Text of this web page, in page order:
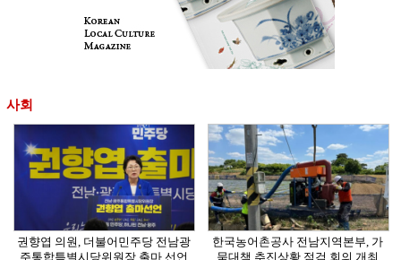
사회
권향엽 의원, 더불어민주당 전남광
주통합특별시당위원장 출마 선언
한국농어촌공사 전남지역본부, 가
뭄대책 추진상황 점검 회의 개최